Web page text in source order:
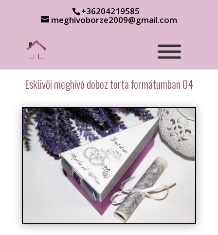
+36204219585
meghivoborze2009@gmail.com
Esküvői meghívó doboz torta formátumban 04